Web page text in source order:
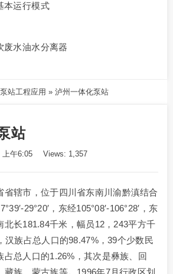
本运行模式
废水油水分离器
站工程应用 » 泸州一体化泵站
站
上午6:05 Views: 1,357
辖市，位于四川省东南川渝黔滇结合
29°20′，东经105°08′-106°28′，东
北长181.84千米，幅员12，243平方千
汉族占总人口的98.47%，39个少数民
占总人口的1.26%，其次是彝族、回